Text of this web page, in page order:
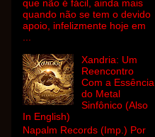
que não é fácil, ainda mais
quando não se tem o devido
apoio, infelizmente hoje em
...
Xandria: Um
Reencontro
Com a Essência
do Metal
Sinfônico (Also
In English)
Napalm Records (Imp.) Por